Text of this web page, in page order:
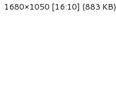
1680×1050 [16:10] (883 KB)